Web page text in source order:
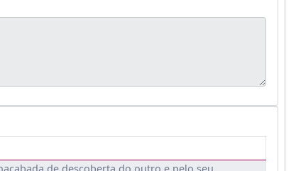
de descoberta do outro e pelo seu